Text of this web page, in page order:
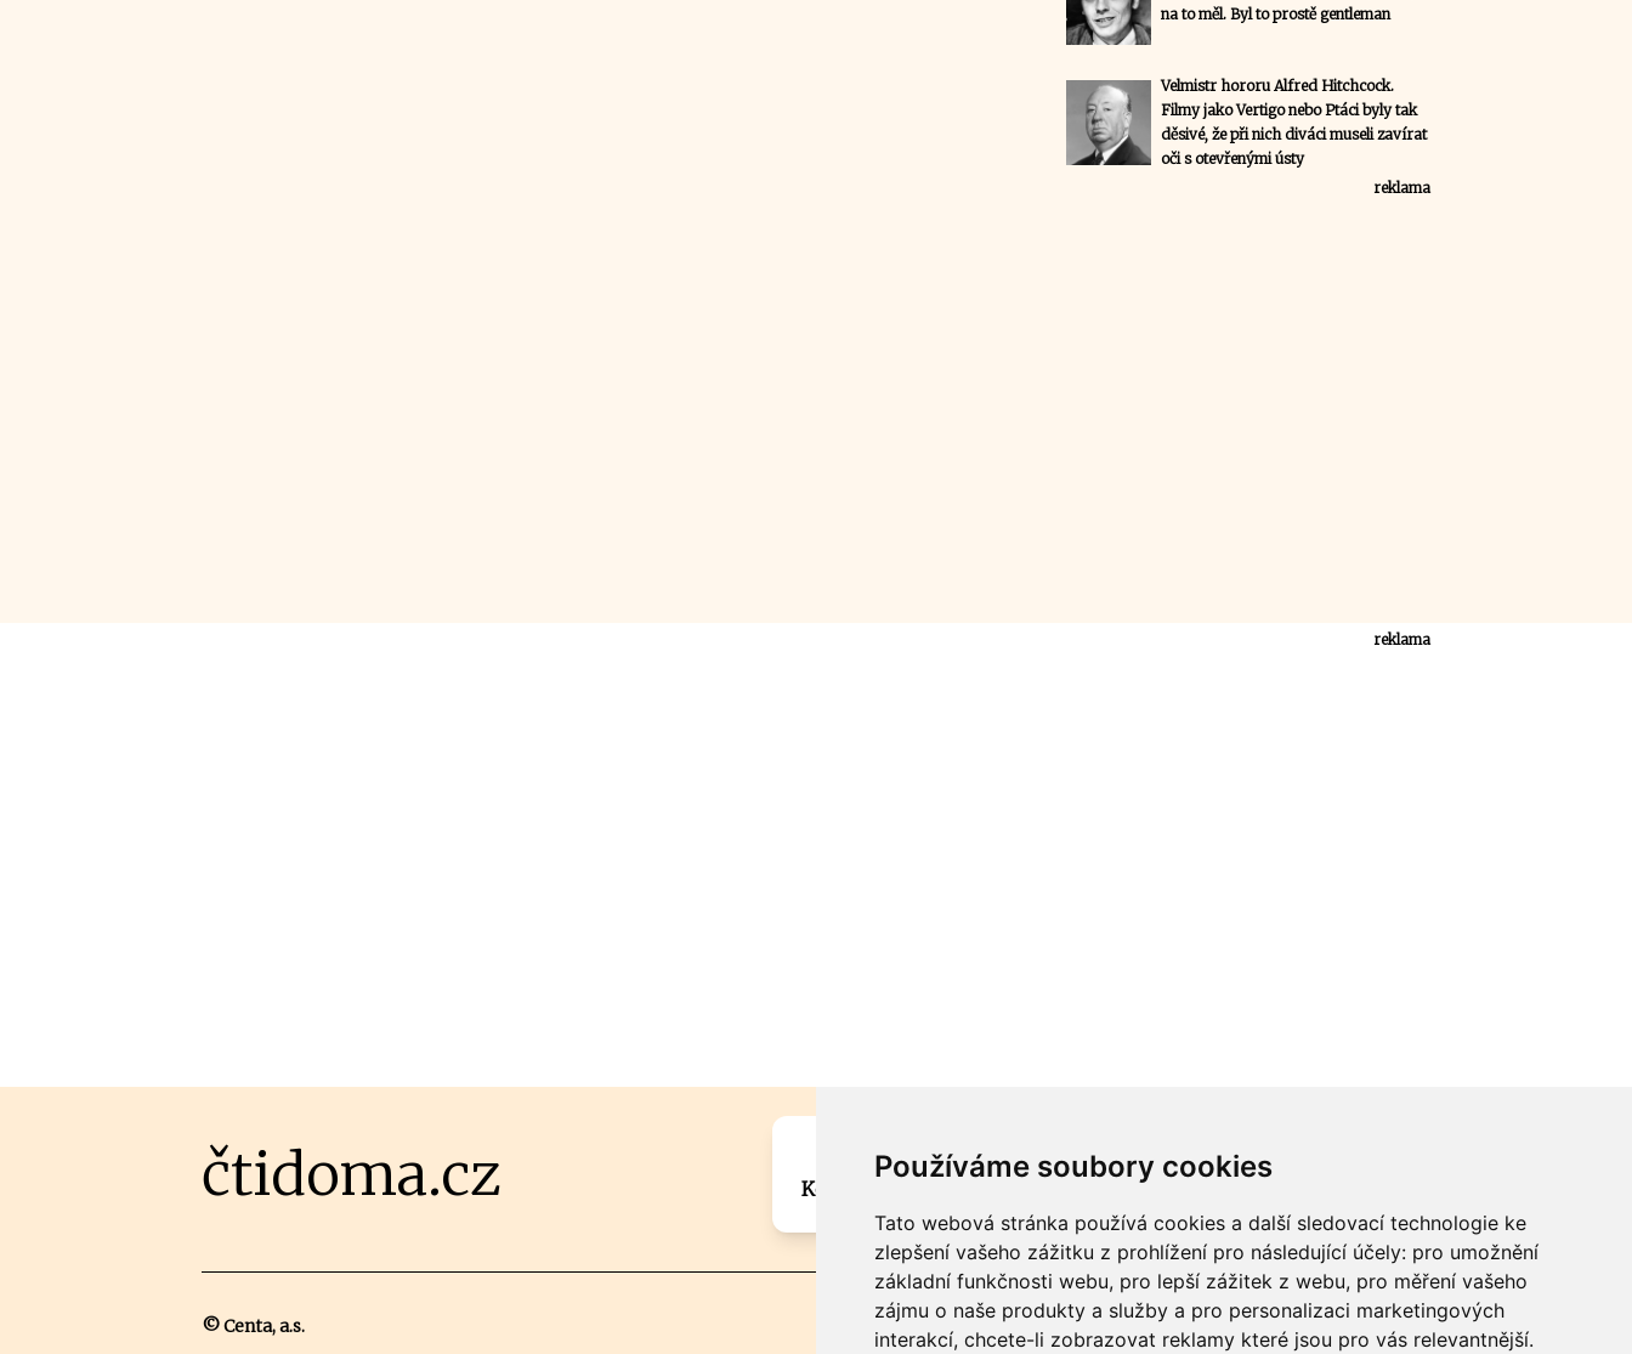
Používáme soubory cookies
Tato webová stránka používá cookies a další sledovací technologie ke
zlepšení vašeho zážitku z prohlížení pro následující účely: pro umožnění
základní funkčnosti webu, pro lepší zážitek z webu, pro měření vašeho
zájmu o naše produkty a služby a pro personalizaci marketingových
interakcí, chcete-li zobrazovat reklamy které jsou pro vás relevantnější.
na to měl. Byl to prostě gentleman
Velmistr hororu Alfred Hitchcock.
Filmy jako Vertigo nebo Ptáci byly tak
děsivé, že při nich diváci museli zavírat
oči s otevřenými ústy
reklama
reklama
čtidoma.cz
Máte zajímavou informaci? Chcete spolupracovat?
Kontaktujte šéfredaktora Martina Chalupu:
© Centa, a.s.